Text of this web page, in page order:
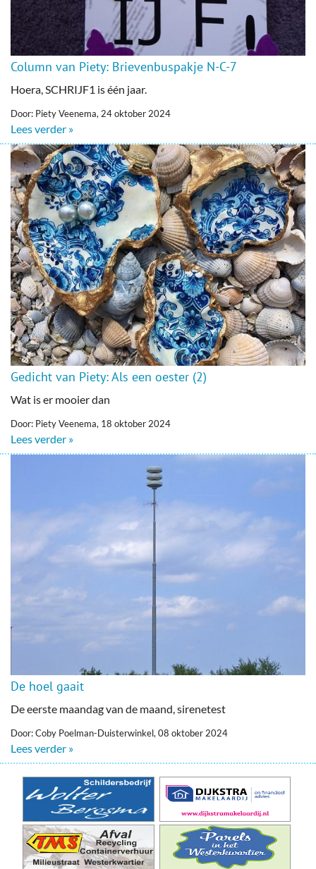
Column van Piety: Brievenbuspakje N-C-7
Hoera, SCHRIJF1 is één jaar.
Door: Piety Veenema, 24 oktober 2024
Lees verder »
Gedicht van Piety: Als een oester (2)
Wat is er mooier dan
Door: Piety Veenema, 18 oktober 2024
Lees verder »
De hoel gaait
De eerste maandag van de maand, sirenetest
Door: Coby Poelman-Duisterwinkel, 08 oktober 2024
Lees verder »